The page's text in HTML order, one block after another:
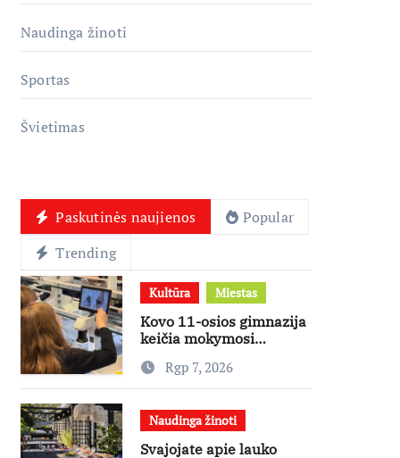
Naudinga žinoti
Sportas
Švietimas
Paskutinės naujienos
Popular
Trending
Kultūra Miestas
Kovo 11-osios gimnazija
keičia mokymosi
kaupimo – prie jų
supratimo ir taikymo
Rgp 7, 2026
Naudinga žinoti
Svajojate apie lauko